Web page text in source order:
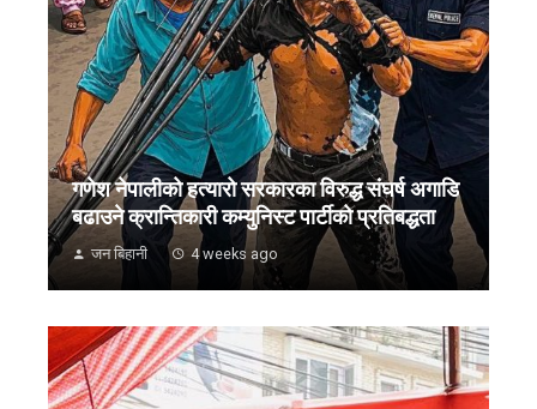
गणेश नेपालीको हत्यारो सरकारका विरुद्ध संघर्ष अगाडि
बढाउने क्रान्तिकारी कम्युनिस्ट पार्टीको प्रतिबद्धता
जन बिहानी 4 weeks ago